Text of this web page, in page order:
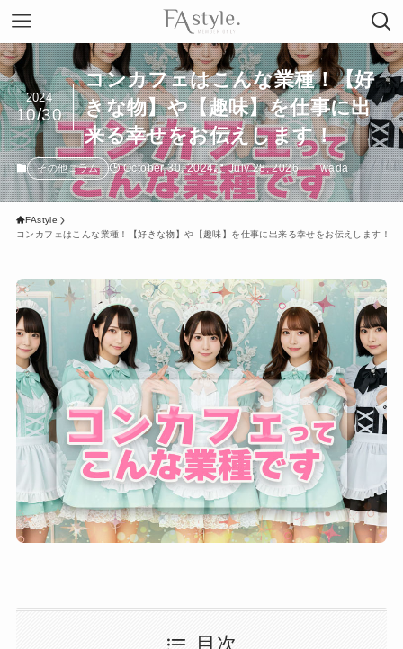
コンカフェはこんな業種！【好
きな物】や【趣味】を仕事に出
来る幸せをお伝えします！
2024
10/30
その他コラム October 30, 2024 July 28, 2026 wada
FAstyle
コンカフェはこんな業種！【好きな物】や【趣味】を仕事に出来る幸せをお伝えします！
目次